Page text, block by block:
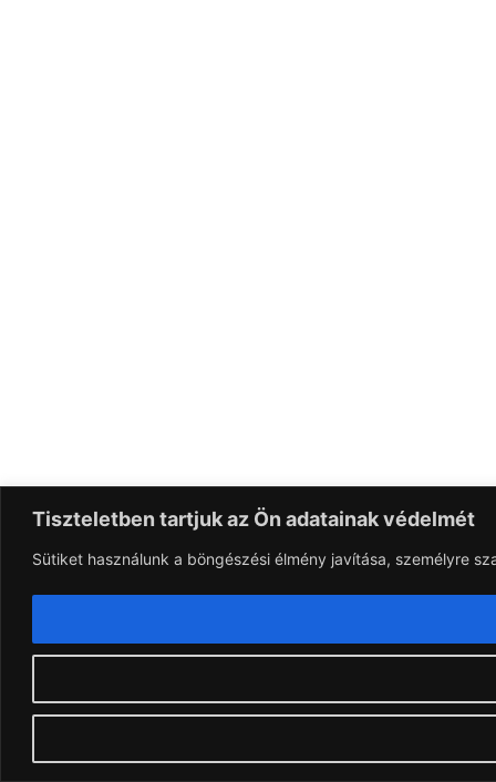
Tiszteletben tartjuk az Ön adatainak védelmét
Sütiket használunk a böngészési élmény javítása, személyre